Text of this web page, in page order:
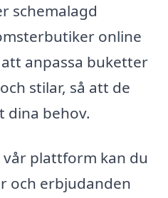
schemalagd
online
anpassa buketter
stilar, så att de
dina behov.
plattform kan du
och erbjudanden